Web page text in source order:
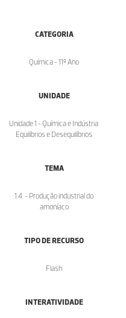
CATEGORIA
Química - 11º Ano
UNIDADE
Unidade 1 - Química e Indústria:
Equilíbrios e Desequilíbrios
TEMA
1.4. - Produção industrial do
amoníaco
TIPO DE RECURSO
Flash
INTERATIVIDADE